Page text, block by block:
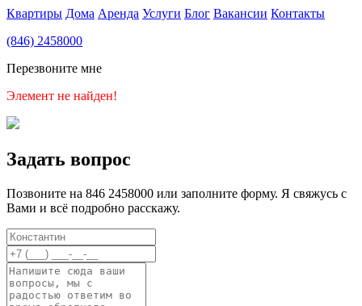
Квартиры Дома Аренда Услуги Блог Вакансии Контакты
(846) 2458000
Перезвоните мне
Элемент не найден!
Задать вопрос
Позвоните на 846 2458000 или заполните форму. Я свяжусь с
Вами и всё подробно расскажу.